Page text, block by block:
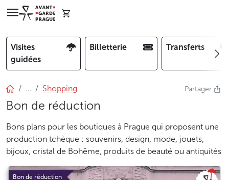
Visites
guidées
Billetterie Transferts
… Shopping Partager
Bon de réduction
Bons plans pour les boutiques à Prague qui proposent une
production tchèque : souvenirs, design, mode, jouets,
bijoux, cristal de Bohême, produits de beauté ou antiquités
Bon de réduction